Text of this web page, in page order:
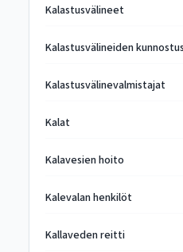
Kalastusvälineet
Kalastusvälineiden kunnostus
Kalastusvälinevalmistajat
Kalat
Kalavesien hoito
Kalevalan henkilöt
Kallaveden reitti